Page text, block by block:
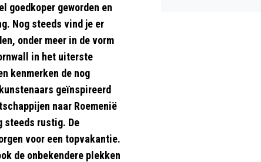
goedkoper geworden en
Nog steeds vind je er
onder meer in de vorm
in het uiterste
kenmerken de nog
geïnspireerd
naar Roemenië
steeds rustig. De
voor een topvakantie.
de onbekendere plekken